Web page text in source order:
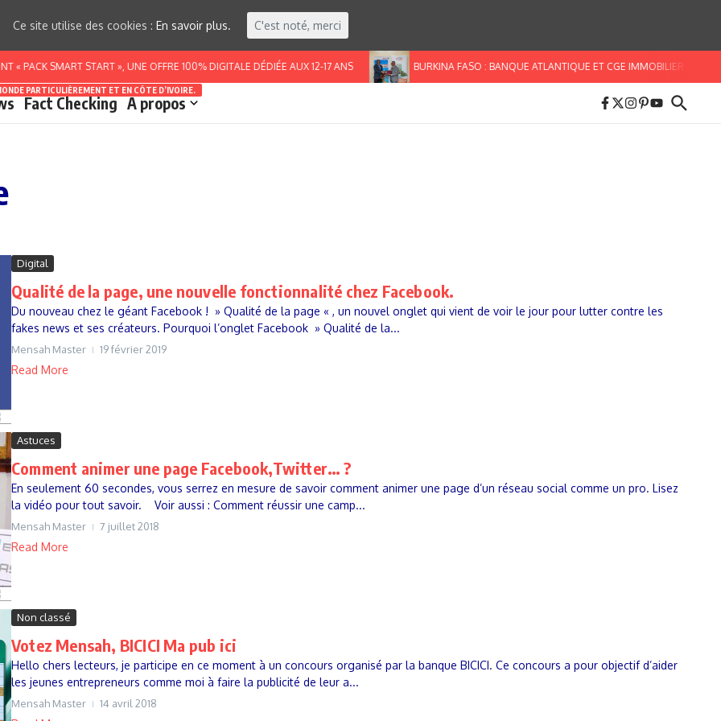
PACK SMART START », UNE OFFRE 100% DIGITALE DÉDIÉE AUX 12-17 ANS BURKINA FASO : BANQUE ATLANTIQUE ET CGE IMMOBILIER
PARTICULIÈREMENT ET EN CÔTE D’IVOIRE.
Fact Checking A propos
Digital
Qualité de la page, une nouvelle fonctionnalité chez Facebook.
Du nouveau chez le géant Facebook ! » Qualité de la page « , un nouvel onglet qui vient de voir le jour pour lutter contre les
fakes news et ses créateurs. Pourquoi l’onglet Facebook » Qualité de la...
Mensah Master 19 février 2019
Read More
Astuces
Comment animer une page Facebook,Twitter… ?
En seulement 60 secondes, vous serrez en mesure de savoir comment animer une page d’un réseau social comme un pro. Lisez
la vidéo pour tout savoir. Voir aussi : Comment réussir une camp...
Mensah Master 7 juillet 2018
Read More
Non classé
Votez Mensah, BICICI Ma pub ici
Hello chers lecteurs, je participe en ce moment à un concours organisé par la banque BICICI. Ce concours a pour objectif d’aider
les jeunes entrepreneurs comme moi à faire la publicité de leur a...
Mensah Master 14 avril 2018
Ce site utilise des cookies : En savoir plus. C'est noté, merci